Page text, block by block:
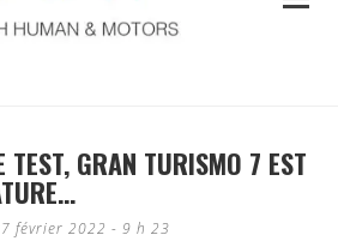
TEST, GRAN TURISMO 7 EST
février 2022 - 9 h 23